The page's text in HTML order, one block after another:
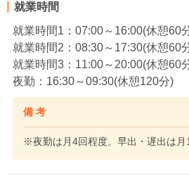
就業時間
就業時間1：07:00～16:00(休憩60
就業時間2：08:30～17:30(休憩60
就業時間3：11:00～20:00(休憩60
夜勤：16:30～09:30(休憩120分)
備 考
※夜勤は月4回程度。早出・遅出は月